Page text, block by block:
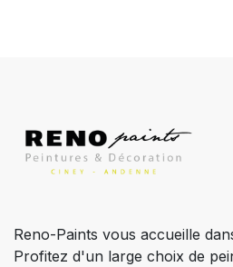
Reno-Paints vous accueille
Profitez d'un large choix de